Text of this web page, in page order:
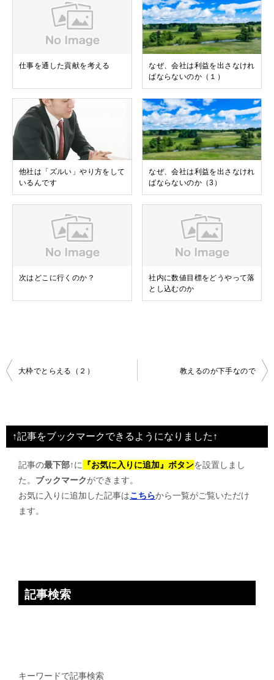
仕事を通した貢献を考える
なぜ、会社は利益を出さなけれ
ばならないのか（１）
他社は「ズルい」やり方をして
いるんです
なぜ、会社は利益を出さなけれ
ばならないのか（3）
次はどこに行くのか？
社内に数値目標をどうやって落
とし込むのか
投
ビ
ゲ
大枠でとらえる（２） 教えるのが下手なので
↑記事をブックマークできるようになりました↑
記事の最下部↑に 『お気に入りに追加』ボタンを設置しまし
た。 ブックマークができます。
お気に入りに追加した記事はこちらから一覧がご覧いただけ
ます。
記事検索
キーワードで記事検索